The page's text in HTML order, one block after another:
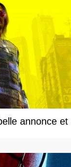
annonce et